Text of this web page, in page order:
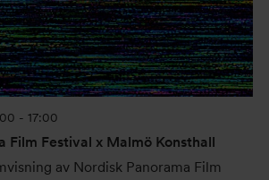
- 17:00
Film Festival x Malmö Konsthall
av Nordisk Panorama Film